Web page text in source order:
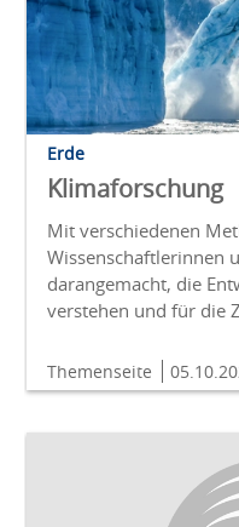
Erde
Klimaforschung
Mit verschiedenen
Wissenschaftlerinnen
darangemacht, die
verstehen und für die
Themenseite